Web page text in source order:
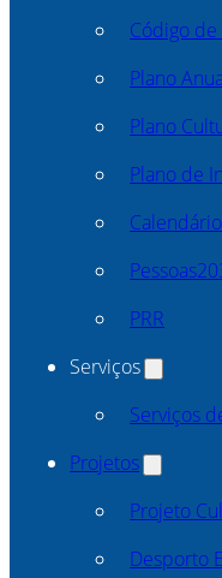
Código
Plano
Plano
Plano de
PRR
Serviços
Serviços
Projetos
Projeto
Desporto